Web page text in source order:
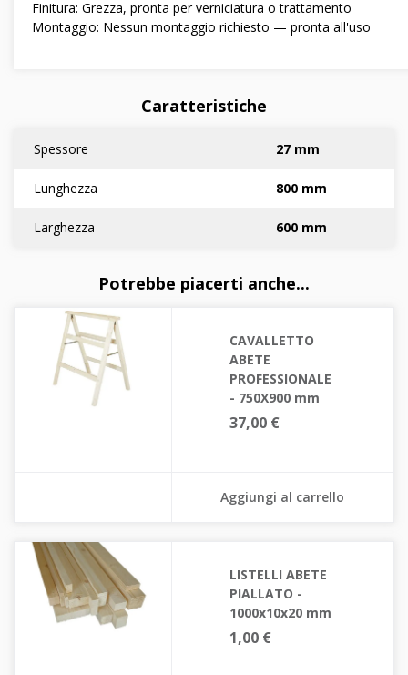
Finitura: Grezza, pronta per verniciatura o trattamento
Montaggio: Nessun montaggio richiesto — pronta all'uso
Caratteristiche
Spessore 27 mm
Lunghezza 800 mm
Larghezza 600 mm
Potrebbe piacerti anche...
CAVALLETTO
ABETE
PROFESSIONALE
- 750X900 mm
37,00 €
Aggiungi al carrello
LISTELLI ABETE
PIALLATO -
1000x10x20 mm
1,00 €